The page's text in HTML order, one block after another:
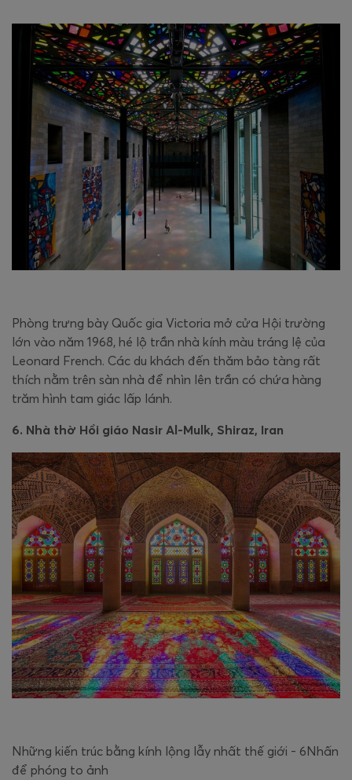
Phòng trưng bày Quốc gia Victoria mở cửa Hội trường
lớn vào năm 1968, hé lộ trần nhà kính màu tráng lệ của
Leonard French. Các du khách đến thăm bảo tàng rất
thích nằm trên sàn nhà để nhìn lên trần có chứa hàng
trăm hình tam giác lấp lánh.
6. Nhà thờ Hồi giáo Nasir Al-Mulk, Shiraz, Iran
Những kiến trúc bằng kính lộng lẫy nhất thế giới - 6Nhấn
để phóng to ảnh